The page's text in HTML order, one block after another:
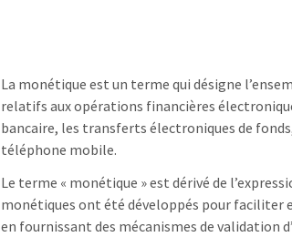
La monétique est un terme qui désigne
relatifs aux opérations financières
bancaire, les transferts électroniques de
téléphone mobile.
Le terme « monétique » est dérivé de
monétiques ont été développés pour faciliter
en fournissant des mécanismes de validation